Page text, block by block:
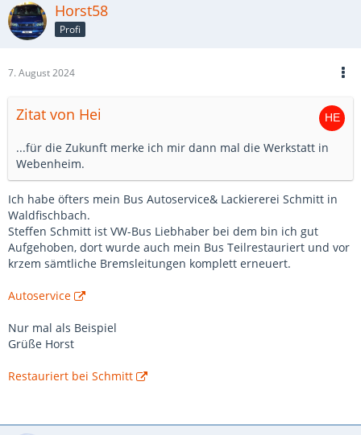
Horst58
Profi
7. August 2024
Zitat von Hei
...für die Zukunft merke ich mir dann mal die Werkstatt in
Webenheim.
Ich habe öfters mein Bus Autoservice& Lackiererei Schmitt in
Waldfischbach.
Steffen Schmitt ist VW-Bus Liebhaber bei dem bin ich gut
Aufgehoben, dort wurde auch mein Bus Teilrestauriert und vor
krzem sämtliche Bremsleitungen komplett erneuert.
Autoservice
Nur mal als Beispiel
Grüße Horst
Restauriert bei Schmitt